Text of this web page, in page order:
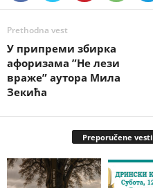
Prethodna vest
У припреми збирка
афоризама ”Не лези
враже” аутора Мила
Зекића
Preporučene vesti